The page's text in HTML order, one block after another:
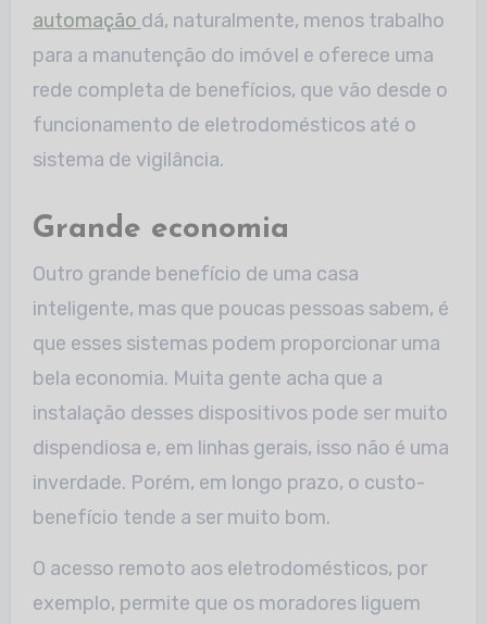
automação dá, naturalmente, menos trabalho
para a manutenção do imóvel e oferece uma
rede completa de benefícios, que vão desde o
funcionamento de eletrodomésticos até o
sistema de vigilância.
Grande economia
Outro grande benefício de uma casa
inteligente, mas que poucas pessoas sabem, é
que esses sistemas podem proporcionar uma
bela economia. Muita gente acha que a
instalação desses dispositivos pode ser muito
dispendiosa e, em linhas gerais, isso não é uma
inverdade. Porém, em longo prazo, o custo-
benefício tende a ser muito bom.
O acesso remoto aos eletrodomésticos, por
exemplo, permite que os moradores liguem